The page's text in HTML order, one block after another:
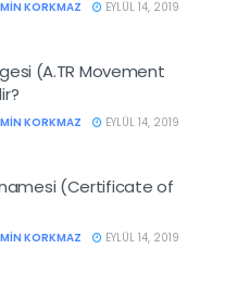
KORKMAZ
EYLÜL 14, 2019
(A.TR Movement
KORKMAZ
EYLÜL 14, 2019
(Certificate of
KORKMAZ
EYLÜL 14, 2019